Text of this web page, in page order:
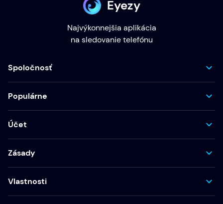
Eyezy
Najvýkonnejšia aplikácia
na sledovanie telefónu
Spoločnosť
Populárne
Účet
Zásady
Vlastnosti